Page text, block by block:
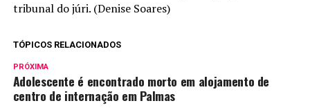
tribunal do júri. (Denise Soares)
TÓPICOS RELACIONADOS
PRÓXIMA
Adolescente é encontrado morto em alojamento de
centro de internação em Palmas